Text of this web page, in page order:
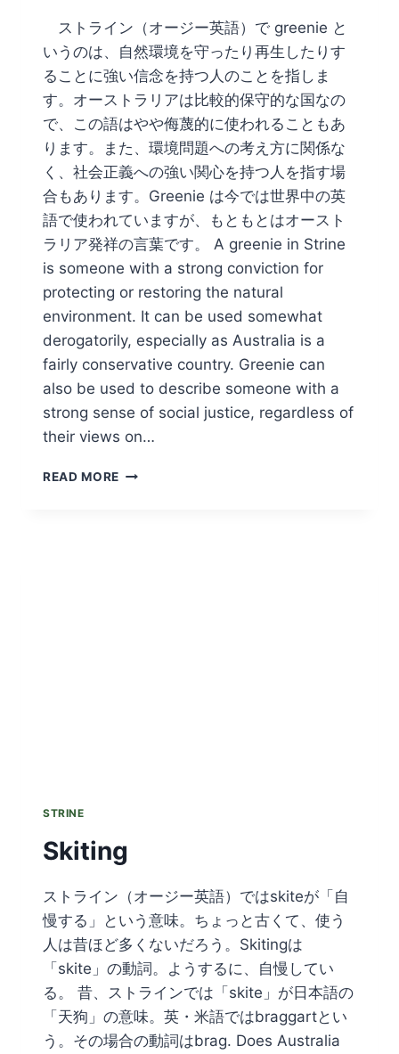
ストライン（オージー英語）で greenie と
いうのは、自然環境を守ったり再生したりす
ることに強い信念を持つ人のことを指しま
す。オーストラリアは比較的保守的な国なの
で、この語はやや侮蔑的に使われることもあ
ります。また、環境問題への考え方に関係な
く、社会正義への強い関心を持つ人を指す場
合もあります。Greenie は今では世界中の英
語で使われていますが、もともとはオースト
ラリア発祥の言葉です。 A greenie in Strine
is someone with a strong conviction for
protecting or restoring the natural
environment. It can be used somewhat
derogatorily, especially as Australia is a
fairly conservative country. Greenie can
also be used to describe someone with a
strong sense of social justice, regardless of
their views on…
READ MORE 豪
STRINE
Skiting
ストライン（オージー英語）ではskiteが「自
慢する」という意味。ちょっと古くて、使う
人は昔ほど多くないだろう。Skitingは
「skite」の動詞。ようするに、自慢してい
る。 昔、ストラインでは「skite」が日本語の
「天狗」の意味。英・米語ではbraggartとい
う。その場合の動詞はbrag. Does Australia